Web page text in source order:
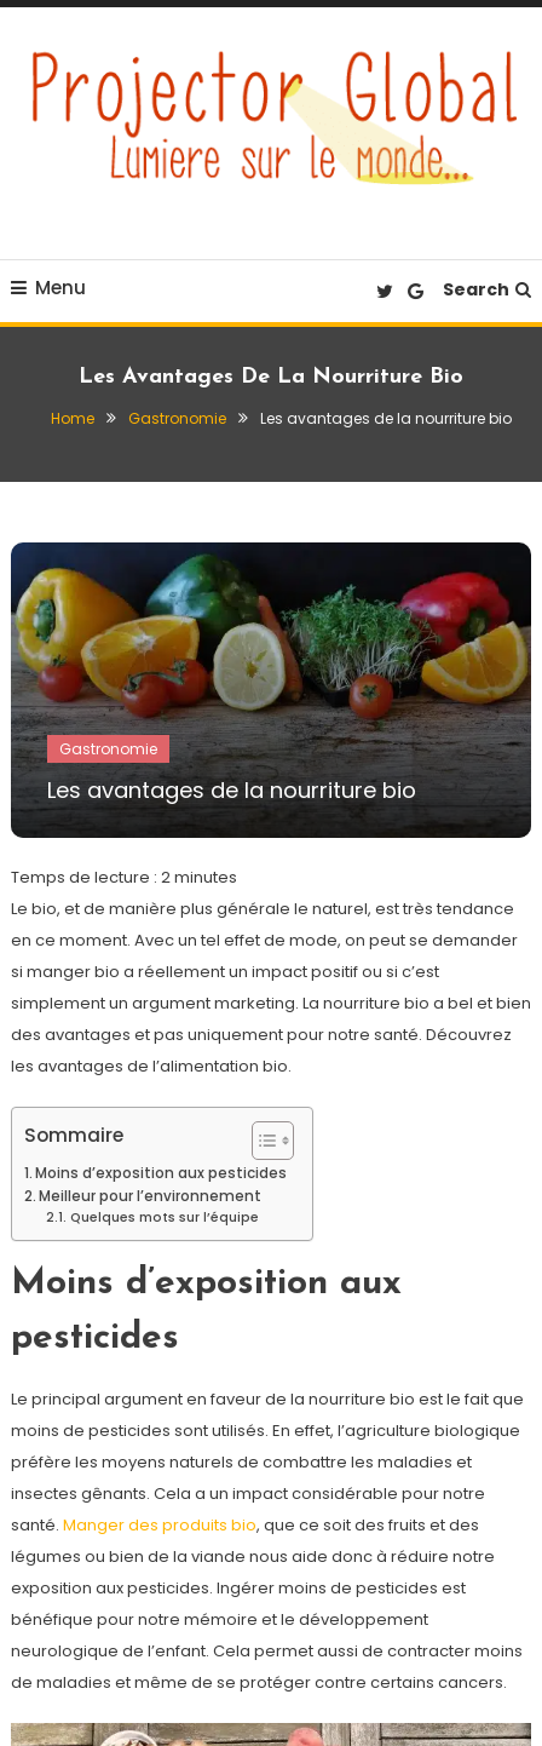
Skip
Content
Menu Search
Les Avantages De La Nourriture Bio
Home Gastronomie Les avantages de la nourriture bio
Gastronomie
Les avantages de la nourriture bio
Temps de lecture : 2minutes
Le bio, et de manière plus générale le naturel, est très tendance
en ce moment. Avec un tel effet de mode, on peut se demander
si manger bio a réellement un impact positif ou si c’est
simplement un argument marketing. La nourriture bio a bel et bien
des avantages et pas uniquement pour notre santé. Découvrez
les avantages de l’alimentation bio.
Sommaire
Moins d’exposition aux pesticides
Meilleur pour l’environnement
Quelques mots sur l’équipe
Moins d’exposition aux
pesticides
Le principal argument en faveur de la nourriture bio est le fait que
moins de pesticides sont utilisés. En effet, l’agriculture biologique
préfère les moyens naturels de combattre les maladies et
insectes gênants. Cela a un impact considérable pour notre
santé. Manger des produits bio, que ce soit des fruits et des
légumes ou bien de la viande nous aide donc à réduire notre
exposition aux pesticides. Ingérer moins de pesticides est
bénéfique pour notre mémoire et le développement
neurologique de l’enfant. Cela permet aussi de contracter moins
de maladies et même de se protéger contre certains cancers.